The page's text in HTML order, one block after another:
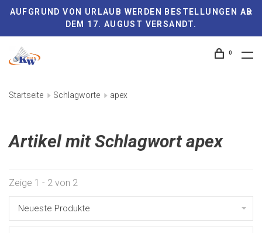
AUFGRUND VON URLAUB WERDEN BESTELLUNGEN AB
DEM 17. AUGUST VERSANDT.
0
Startseite Schlagworte apex
Artikel mit Schlagwort apex
Zeige 1 - 2 von 2
Neueste Produkte